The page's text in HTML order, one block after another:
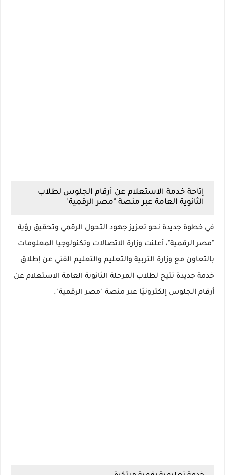
إتاحة خدمة الاستعلام عن أرقام الجلوس لطلاب
الثانوية العامة عبر منصة "مصر الرقمية"
في خطوة جديدة نحو تعزيز جهود التحول الرقمي وتحقيق رؤية
"مصر الرقمية"، أعلنت وزارة الاتصالات وتكنولوجيا المعلومات
بالتعاون مع وزارة التربية والتعليم والتعليم الفني عن إطلاق
خدمة جديدة تتيح لطلاب المرحلة الثانوية العامة الاستعلام عن
أرقام الجلوس إلكترونيًا عبرمنصة "مصر الرقمية".